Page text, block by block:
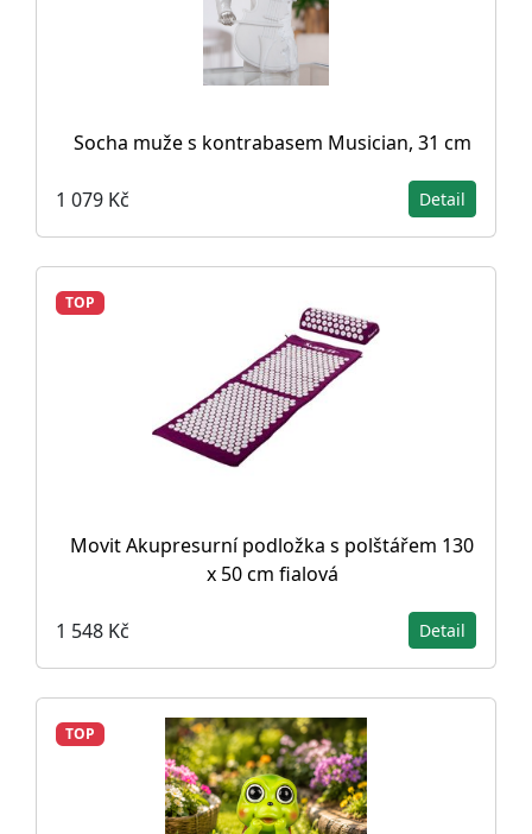
Socha muže s kontrabasem Musician, 31 cm
1 079 Kč Detail
TOP
Movit Akupresurní podložka s polštářem 130
x 50 cm fialová
1 548 Kč Detail
TOP